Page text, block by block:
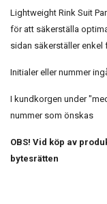
Lightweight Rink Suit
för att säkerställa
sidan säkerställer enkel
Initialer eller nummer
I kundkorgen under
nummer som önskas
OBS! Vid köp av
bytesrätten